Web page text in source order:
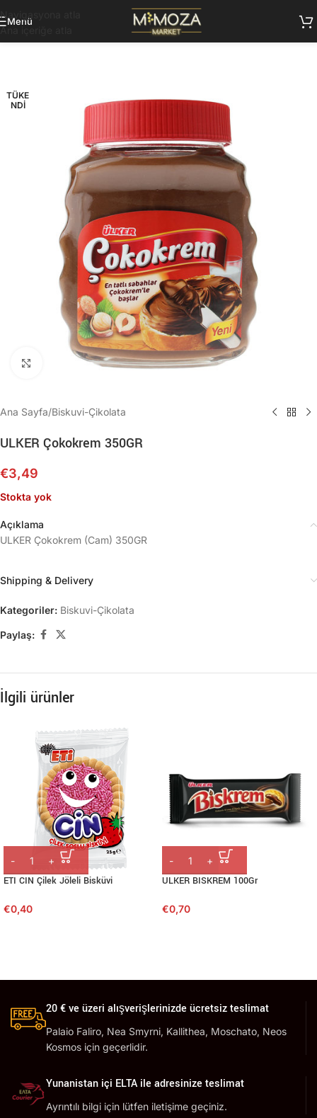
Navigasyona atla
Ana içeriğe atla
Menü
TÜKE
NDI
Büyütmek için tıklayın
Ana Sayfa/Biskuvi-Çikolata
ULKER Çokokrem 350GR
€3,49
Stokta yok
Açıklama
ULKER Çokokrem (Cam) 350GR
Shipping & Delivery
Kategoriler: Biskuvi-Çikolata
Paylaş:
İlgili ürünler
ETI CIN Çilek Jöleli Bisküvi
€0,40
ULKER BISKREM 100Gr
€0,70
20 € ve üzeri alışverişlerinizde ücretsiz teslimat
Palaio Faliro, Nea Smyrni, Kallithea, Moschato, Neos
Kosmos için geçerlidir.
Yunanistan içi ELTA ile adresinize teslimat
Ayrıntılı bilgi için lütfen iletişime geçiniz.